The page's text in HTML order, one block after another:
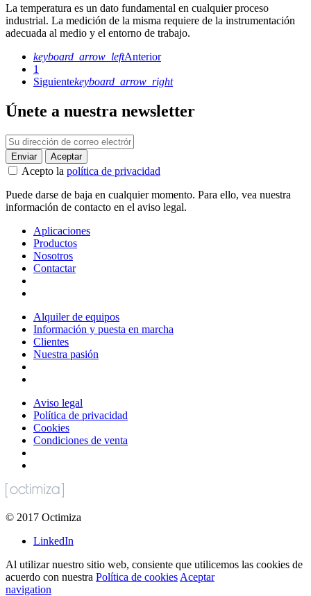
La temperatura es un dato fundamental en cualquier proceso
industrial. La medición de la misma requiere de la instrumentación
adecuada al medio y el entorno de trabajo.
keyboard_arrow_leftAnterior
1
Siguientekeyboard_arrow_right
Únete a nuestra newsletter
Acepto la política de privacidad
Puede darse de baja en cualquier momento. Para ello, vea nuestra
información de contacto en el aviso legal.
Aplicaciones
Productos
Nosotros
Contactar
Alquiler de equipos
Información y puesta en marcha
Clientes
Nuestra pasión
Aviso legal
Política de privacidad
Cookies
Condiciones de venta
© 2017 Octimiza
LinkedIn
Al utilizar nuestro sitio web, consiente que utilicemos las cookies de
acuerdo con nuestra Política de cookies Aceptar
navigation